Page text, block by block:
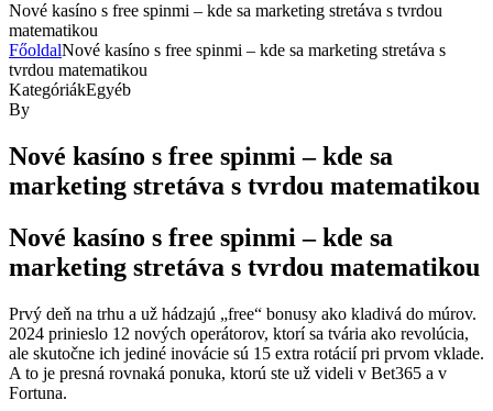
Nové kasíno s free spinmi – kde sa marketing stretáva s tvrdou
matematikou
FőoldalNové kasíno s free spinmi – kde sa marketing stretáva s
tvrdou matematikou
KategóriákEgyéb
By
Nové kasíno s free spinmi – kde sa
marketing stretáva s tvrdou matematikou
Nové kasíno s free spinmi – kde sa
marketing stretáva s tvrdou matematikou
Prvý deň na trhu a už hádzajú „free“ bonusy ako kladivá do múrov.
2024 prinieslo 12 nových operátorov, ktorí sa tvária ako revolúcia,
ale skutočne ich jediné inovácie sú 15 extra rotácií pri prvom vklade.
A to je presná rovnaká ponuka, ktorú ste už videli v Bet365 a v
Fortuna.